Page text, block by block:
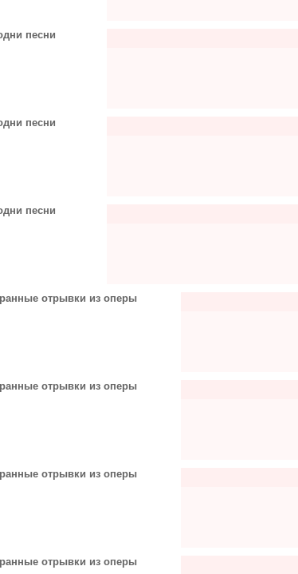
песни
песни
песни
отрывки из оперы
отрывки из оперы
отрывки из оперы
отрывки из оперы